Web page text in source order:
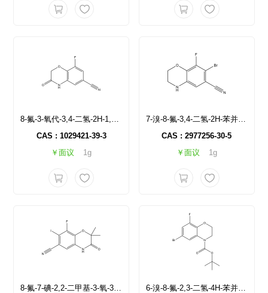
8-氟-3-氧代-3,4-二氢-2H-1,4-苯并噁嗪-6-甲腈
CAS : 1029421-39-3
￥面议
1g
7-溴-8-氟-3,4-二氢-2H-苯并[b][1,4]恶嗪-6-腈
CAS : 2977256-30-5
￥面议
1g
8-氟-7-碘-2,2-二甲基-3-氧-3,4-二氢-2H-苯并[b][1,4]恶嗪-6-腈
6-溴-8-氟-2,3-二氢-4H-苯并[b][1,4]恶嗪-4-羧酸叔丁酯